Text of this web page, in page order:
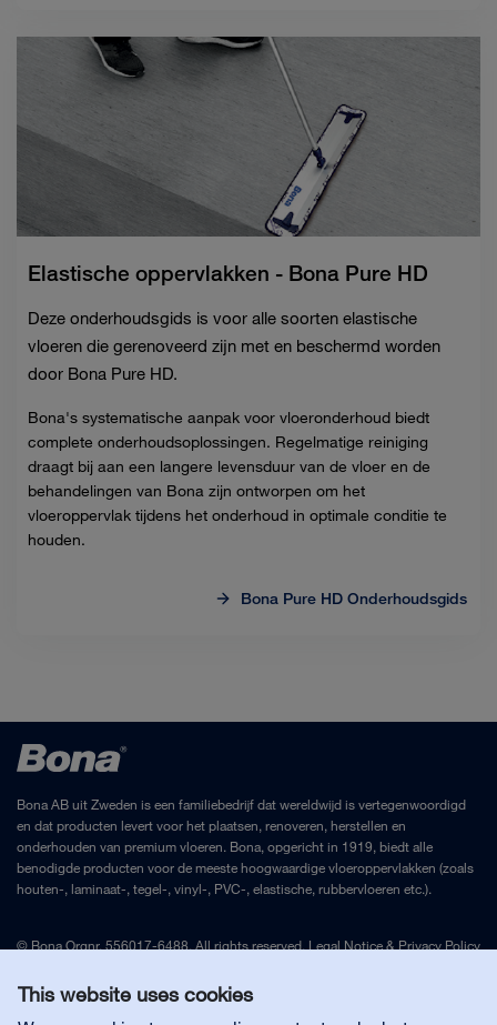
This website uses cookies
Elastische oppervlakken - Bona Pure HD
Deze onderhoudsgids is voor alle soorten elastische
vloeren die gerenoveerd zijn met en beschermd worden
door Bona Pure HD.
Bona's systematische aanpak voor vloeronderhoud biedt
complete onderhoudsoplossingen. Regelmatige reiniging
draagt ​​bij aan een langere levensduur van de vloer en de
behandelingen van Bona zijn ontworpen om het
vloeroppervlak tijdens het onderhoud in optimale conditie te
houden.
Bona Pure HD Onderhoudsgids
Bona AB uit Zweden is een familiebedrijf dat wereldwijd is vertegenwoordigd
en dat producten levert voor het plaatsen, renoveren, herstellen en
onderhouden van premium vloeren. Bona, opgericht in 1919, biedt alle
benodigde producten voor de meeste hoogwaardige vloeroppervlakken (zoals
houten-, laminaat-, tegel-, vinyl-, PVC-, elastische, rubbervloeren etc.).
© Bona Orgnr. 556017-6488. All rights reserved.Legal Notice&Privacy Policy